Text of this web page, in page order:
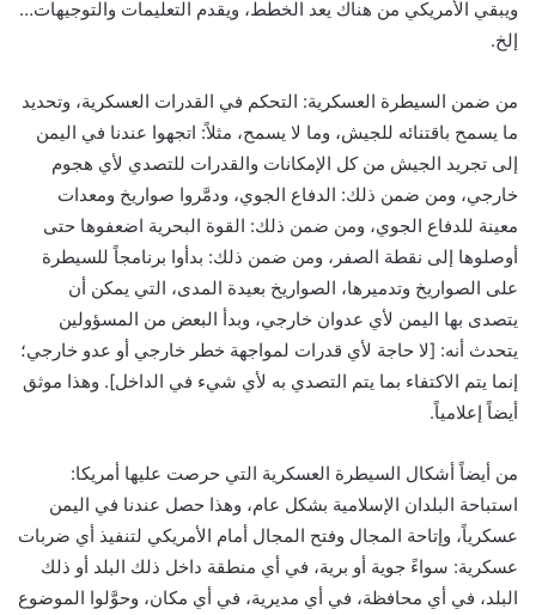
ويبقي الأمريكي من هناك يعد الخطط، ويقدم التعليمات والتوجيهات…
إلخ.
من ضمن السيطرة العسكرية: التحكم في القدرات العسكرية، وتحديد
ما يسمح باقتنائه للجيش، وما لا يسمح، مثلاً: اتجهوا عندنا في اليمن
إلى تجريد الجيش من كل الإمكانات والقدرات للتصدي لأي هجوم
خارجي، ومن ضمن ذلك: الدفاع الجوي، ودمَّروا صواريخ ومعدات
معينة للدفاع الجوي، ومن ضمن ذلك: القوة البحرية اضعفوها حتى
أوصلوها إلى نقطة الصفر، ومن ضمن ذلك: بدأوا برنامجاً للسيطرة
على الصواريخ وتدميرها، الصواريخ بعيدة المدى، التي يمكن أن
يتصدى بها اليمن لأي عدوان خارجي، وبدأ البعض من المسؤولين
يتحدث أنه: [لا حاجة لأي قدرات لمواجهة خطر خارجي أو عدو خارجي؛
إنما يتم الاكتفاء بما يتم التصدي به لأي شيء في الداخل]. وهذا موثق
أيضاً إعلامياً.
من أيضاً أشكال السيطرة العسكرية التي حرصت عليها أمريكا:
استباحة البلدان الإسلامية بشكل عام، وهذا حصل عندنا في اليمن
عسكرياً، وإتاحة المجال وفتح المجال أمام الأمريكي لتنفيذ أي ضربات
عسكرية: سواءً جوية أو برية، في أي منطقة داخل ذلك البلد أو ذلك
البلد، في أي محافظة، في أي مديرية، في أي مكان، وحوَّلوا الموضوع